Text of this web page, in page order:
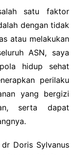
satu faktor
dengan tidak
atau melakukan
ASN, saya
hidup sehat
perilaku
yang bergizi
serta dapat
Doris Sylvanus